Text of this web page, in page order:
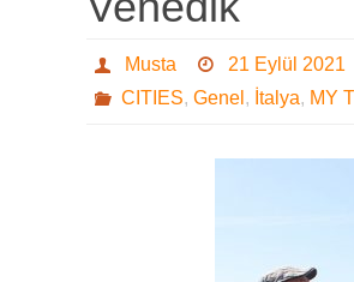
Musta
21 Eylül 2021
CITIES, Genel , İtalya, MY